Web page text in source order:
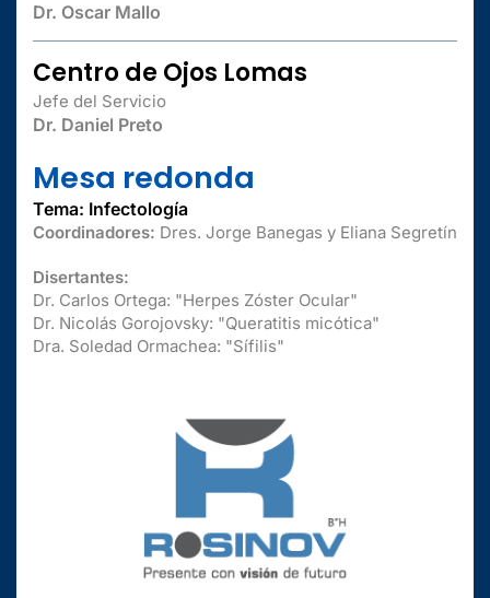
Dr. Oscar Mallo
Centro de Ojos Lomas
Jefe del Servicio
Dr. Daniel Preto
Mesa redonda
Tema: Infectología
Coordinadores: Dres. Jorge Banegas y Eliana Segretín
Disertantes:
Dr. Carlos Ortega: "Herpes Zóster Ocular"
Dr. Nicolás Gorojovsky: "Queratitis micótica"
Dra. Soledad Ormachea: "Sífilis"